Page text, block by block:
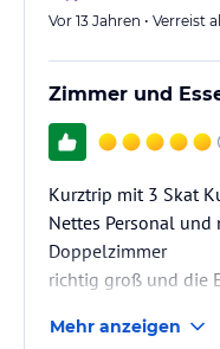
Vor 13 Jahren • Verreist
Zimmer und
Kurztrip mit 3 Skat
Nettes Personal
Doppelzimmer
richtig groß und die
satt :-)
Mehr anzeigen